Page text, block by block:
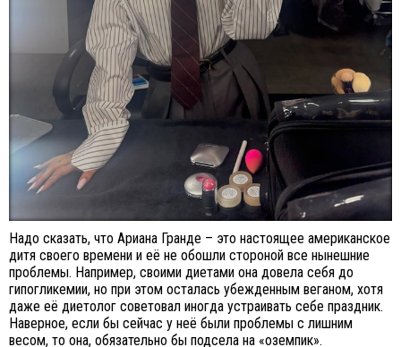
Надо сказать, что Ариана Гранде – это настоящее американское
дитя своего времени и её не обошли стороной все нынешние
проблемы. Например, своими диетами она довела себя до
гипогликемии, но при этом осталась убежденным веганом, хотя
даже её диетолог советовал иногда устраивать себе праздник.
Наверное, если бы сейчас у неё были проблемы с лишним
весом, то она, обязательно бы подсела на «оземпик».